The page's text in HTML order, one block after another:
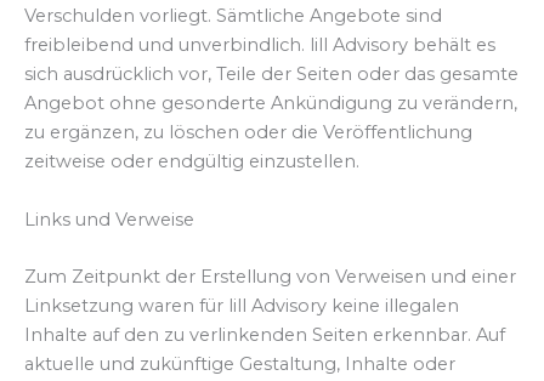
Verschulden vorliegt. Sämtliche Angebote sind
freibleibend und unverbindlich. lill Advisory behält es
sich ausdrücklich vor, Teile der Seiten oder das gesamte
Angebot ohne gesonderte Ankündigung zu verändern,
zu ergänzen, zu löschen oder die Veröffentlichung
zeitweise oder endgültig einzustellen.
Links und Verweise
Zum Zeitpunkt der Erstellung von Verweisen und einer
Linksetzung waren für lill Advisory keine illegalen
Inhalte auf den zu verlinkenden Seiten erkennbar. Auf
aktuelle und zukünftige Gestaltung, Inhalte oder